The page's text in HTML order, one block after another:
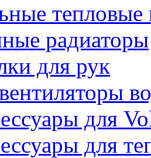
радиаторы
для рук
для
для